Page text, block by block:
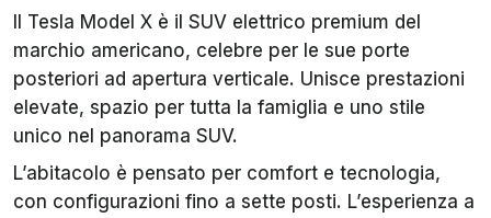
Il Tesla Model X è il SUV elettrico premium del
marchio americano, celebre per le sue porte
posteriori ad apertura verticale. Unisce prestazioni
elevate, spazio per tutta la famiglia e uno stile
unico nel panorama SUV.
L’abitacolo è pensato per comfort e tecnologia,
con configurazioni fino a sette posti. L’esperienza a